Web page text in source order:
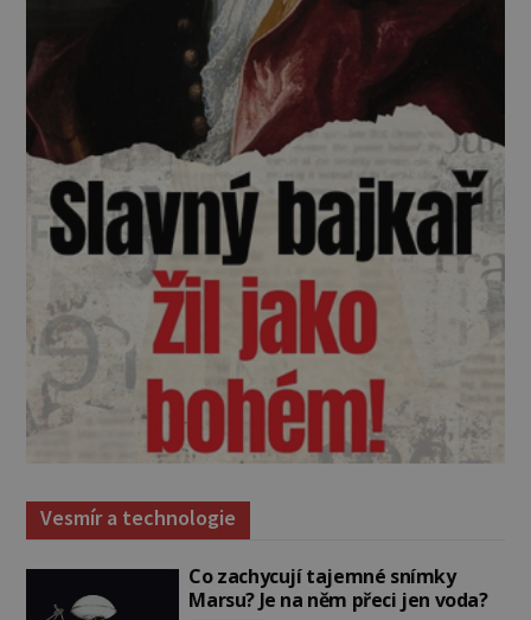
Vesmír a technologie
Co zachycují tajemné snímky
Marsu? Je na něm přeci jen voda?